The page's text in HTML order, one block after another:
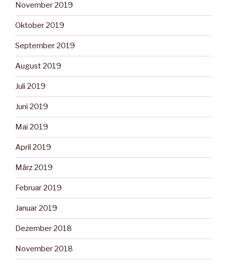
November 2019
Oktober 2019
September 2019
August 2019
Juli 2019
Juni 2019
Mai 2019
April 2019
März 2019
Februar 2019
Januar 2019
Dezember 2018
November 2018